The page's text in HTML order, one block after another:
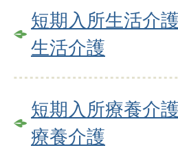
短期入所生活介
生活介護
短期入所療養介
療養介護